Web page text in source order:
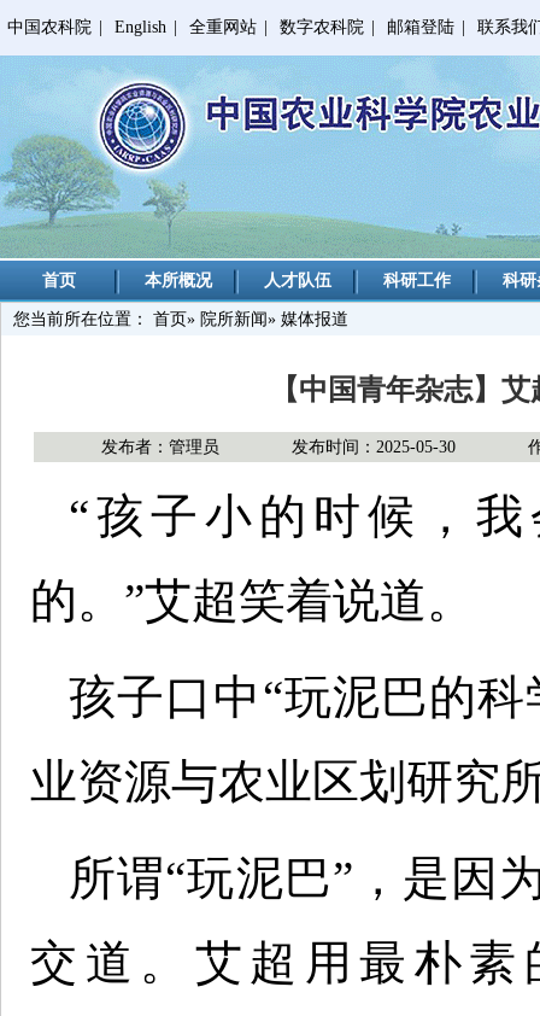
中国农科院 English 全重网站 数字农科院 邮箱登陆 联系我
首页 本所概况 人才队伍 科研工作 科
您当前所在位置： 首页» 院所新闻» 媒体报道
【中国青年杂志】
发布者：管理员 发布时间：2025-05-30
“孩子小的时候，
的。”艾超笑着说道。
孩子口中“玩泥巴的
业资源与农业区划研究
所谓“玩泥巴”，是因
交道。艾超用最朴